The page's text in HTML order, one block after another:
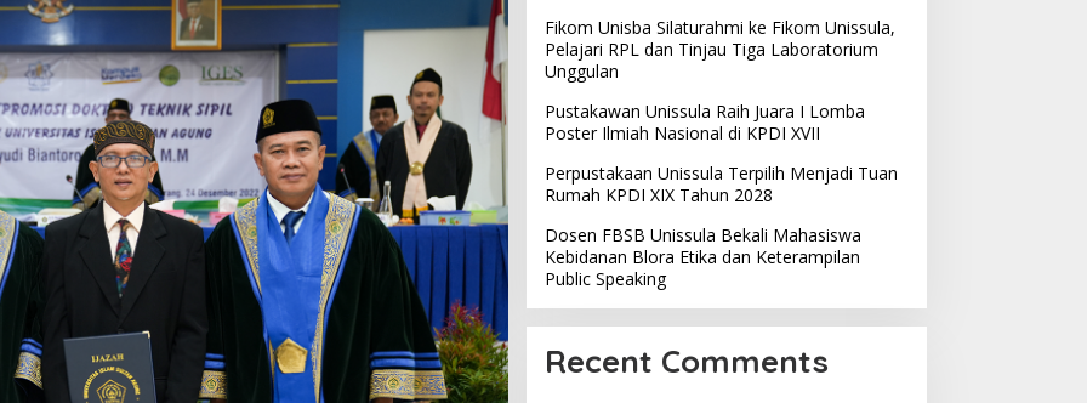
Fikom Unisba Silaturahmi ke Fikom Unissula,
Pelajari RPL dan Tinjau Tiga Laboratorium
Unggulan
Pustakawan Unissula Raih Juara I Lomba
Poster Ilmiah Nasional di KPDI XVII
Perpustakaan Unissula Terpilih Menjadi Tuan
Rumah KPDI XIX Tahun 2028
Dosen FBSB Unissula Bekali Mahasiswa
Kebidanan Blora Etika dan Keterampilan
Public Speaking
Recent Comments